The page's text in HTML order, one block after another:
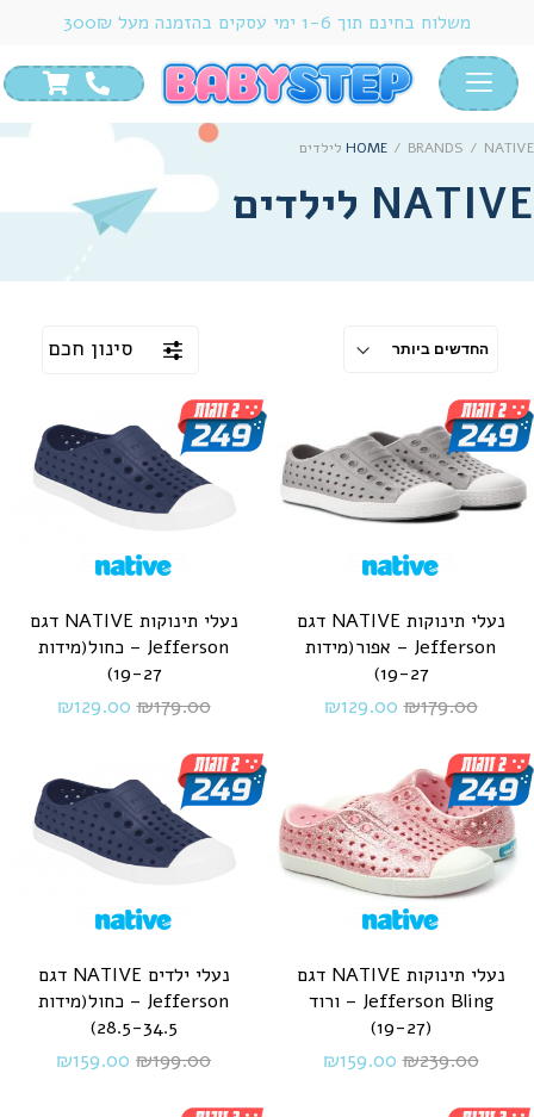
HOME / BRANDS / NATIVE לילדים
NATIVE לילדים
סינון חכם
נעלי תינוקות NATIVE דגם
Jefferson – אפור(מידות
19-27)
₪179.00
₪129.00
נעלי תינוקות NATIVE דגם
Jefferson – כחול(מידות
19-27)
₪179.00
₪129.00
נעלי תינוקות NATIVE דגם
Jefferson Bling – ורוד
(19-27)
₪239.00
₪159.00
נעלי ילדים NATIVE דגם
Jefferson – כחול(מידות
28.5-34.5)
₪199.00
₪159.00
משלוח בחינם תוך 1-6 ימי עסקים בהזמנה מעל 300₪